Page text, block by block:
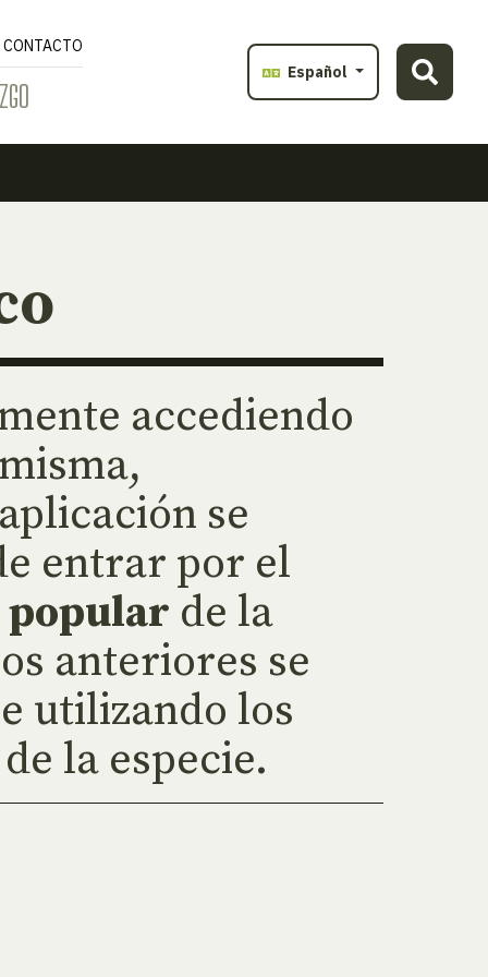
CONTACTO
Español
accediendo
se
entrar por el
de la
anteriores se
utilizando los
de la especie.